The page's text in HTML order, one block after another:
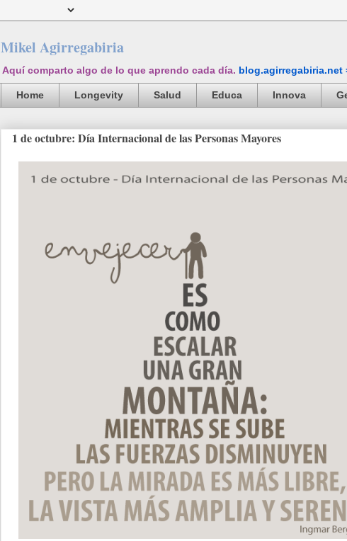
Mikel Agirregabiria
Aquí comparto algo de lo que aprendo cada día.
Home Longevity Salud Educa Innova
1 de octubre: Día Internacional de las Personas Mayores